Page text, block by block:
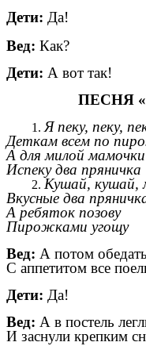
Дети: Да!
Вед: Как?
Дети: А вот так!
ПЕСНЯ
Я пеку, пеку,
Деткам всем по
А для милой мамочки
Испеку два пряничка
Кушай, кушай,
Вкусные два
А ребяток позову
Пирожками угощу
Вед: А потом
С аппетитом все
Дети: Да!
Вед: А в постель
И заснули крепким